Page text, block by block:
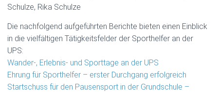
Schulze, Rika Schulze
Die nachfolgend aufgeführten Berichte bieten einen Einblick
in die vielfältigen Tätigkeitsfelder der Sporthelfer an der
UPS:
Wander-, Erlebnis- und Sporttage an der UPS
Ehrung für Sporthelfer – erster Durchgang erfolgreich
Startschuss für den Pausensport in der Grundschule –